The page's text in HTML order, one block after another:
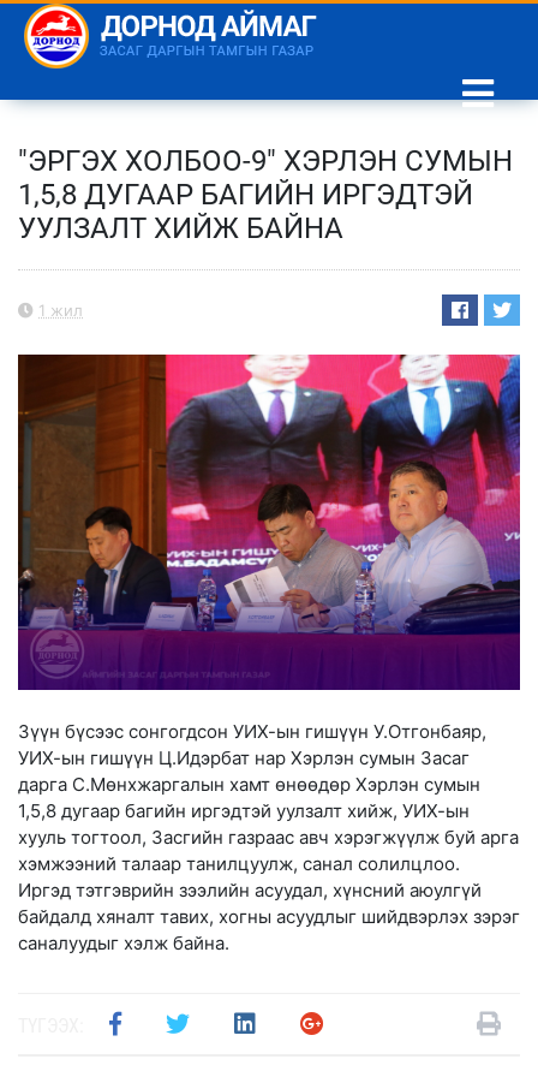
"ЭРГЭХ ХОЛБОО-9" ХЭРЛЭН СУМЫН
1,5,8 ДУГААР БАГИЙН ИРГЭДТЭЙ
УУЛЗАЛТ ХИЙЖ БАЙНА
1 жил
Зүүн бүсээс сонгогдсон УИХ-ын гишүүн У.Отгонбаяр,
УИХ-ын гишүүн Ц.Идэрбат нар Хэрлэн сумын Засаг
дарга С.Мөнхжаргалын хамт өнөөдөр Хэрлэн сумын
1,5,8 дугаар багийн иргэдтэй уулзалт хийж, УИХ-ын
хууль тогтоол, Засгийн газраас авч хэрэгжүүлж буй арга
хэмжээний талаар танилцуулж, санал солилцлоо.
Иргэд тэтгэврийн зээлийн асуудал, хүнсний аюулгүй
байдалд хяналт тавих, хогны асуудлыг шийдвэрлэх зэрэг
саналуудыг хэлж байна.